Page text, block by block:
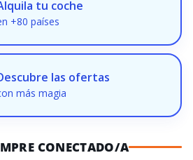
tu coche
+80 países
las ofertas
más magia
CONECTADO/A